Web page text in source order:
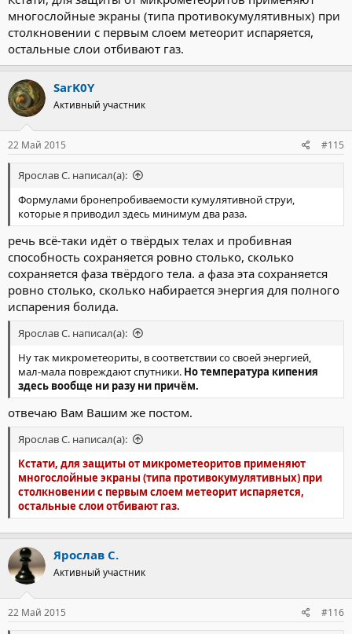
многослойные экраны (типа противокумулятивных) при
столкновении с первым слоем метеорит испаряется,
остальные слои отбивают газ.
SarK0Y
Активный участник
22 Май 2015 #115
Ярослав С. написал(а):
Формулами бронепробиваемости кумулятивной струи,
которые я приводил здесь минимум два раза.
речь всё-таки идёт о твёрдых телах и пробивная
способность сохраняется ровно столько, сколько
сохраняется фаза твёрдого тела. а фаза эта сохраняется
ровно столько, сколько набирается энергия для полного
испарения болида.
Ярослав С. написал(а):
Ну так микрометеориты, в соответствии со своей энергией,
мал-мала повреждают спутники. Но температура кипения
здесь вообще ни разу ни причём.
отвечаю Вам Вашим же постом.
Ярослав С. написал(а):
Кстати, для защиты от микрометеоритов применяют
многослойные экраны (типа противокумулятивных) при
столкновении с первым слоем метеорит испаряется,
остальные слои отбивают газ.
Ярослав С.
Активный участник
22 Май 2015 #116